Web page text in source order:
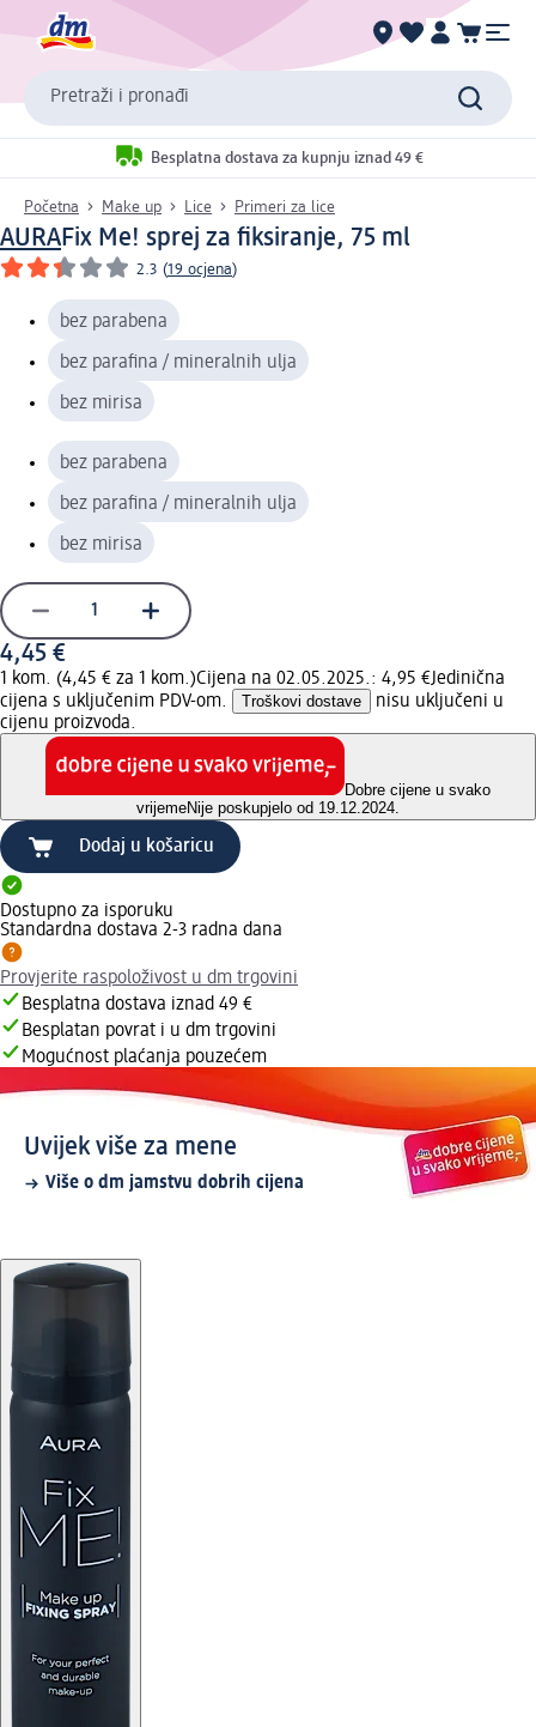
Pretraži i pronađi
Besplatna dostava za kupnju iznad 49 €
Početna Make up Lice Primeri za lice
AURAFix Me! sprej za fiksiranje, 75 ml
2.3 (19 ocjena)
bez parabena
bez parafina / mineralnih ulja
bez mirisa
bez parabena
bez parafina / mineralnih ulja
bez mirisa
4,45 €
1 kom. (4,45 € za 1 kom.)Cijena na 02.05.2025.: 4,95 €Jedinična
cijena s uključenim PDV-om.
Troškovi dostave
nisu uključeni u
cijenu proizvoda.
Dobre cijene u svako
vrijemeNije poskupjelo od 19.12.2024.
Dodaj u košaricu
Dostupno za isporuku
Standardna dostava 2-3 radna dana
Provjerite raspoloživost u dm trgovini
Besplatna dostava iznad 49 €
Besplatan povrat i u dm trgovini
Mogućnost plaćanja pouzećem
Uvijek više za mene
Više o dm jamstvu dobrih cijena